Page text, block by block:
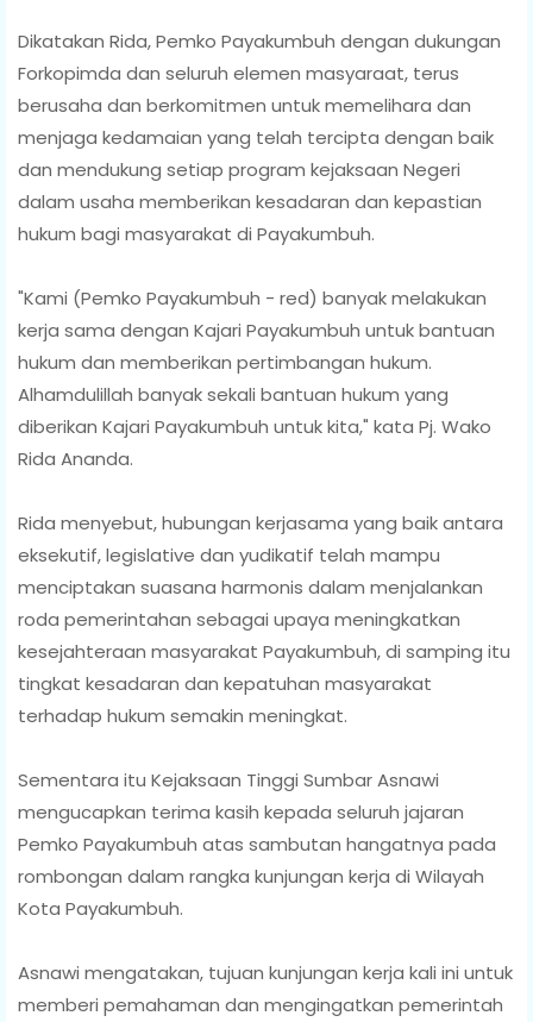
Dikatakan Rida, Pemko Payakumbuh dengan dukungan
Forkopimda dan seluruh elemen masyaraat, terus
berusaha dan berkomitmen untuk memelihara dan
menjaga kedamaian yang telah tercipta dengan baik
dan mendukung setiap program kejaksaan Negeri
dalam usaha memberikan kesadaran dan kepastian
hukum bagi masyarakat di Payakumbuh.
"Kami (Pemko Payakumbuh - red) banyak melakukan
kerja sama dengan Kajari Payakumbuh untuk bantuan
hukum dan memberikan pertimbangan hukum.
Alhamdulillah banyak sekali bantuan hukum yang
diberikan Kajari Payakumbuh untuk kita," kata Pj. Wako
Rida Ananda.
Rida menyebut, hubungan kerjasama yang baik antara
eksekutif, legislative dan yudikatif telah mampu
menciptakan suasana harmonis dalam menjalankan
roda pemerintahan sebagai upaya meningkatkan
kesejahteraan masyarakat Payakumbuh, di samping itu
tingkat kesadaran dan kepatuhan masyarakat
terhadap hukum semakin meningkat.
Sementara itu Kejaksaan Tinggi Sumbar Asnawi
mengucapkan terima kasih kepada seluruh jajaran
Pemko Payakumbuh atas sambutan hangatnya pada
rombongan dalam rangka kunjungan kerja di Wilayah
Kota Payakumbuh.
Asnawi mengatakan, tujuan kunjungan kerja kali ini untuk
memberi pemahaman dan mengingatkan pemerintah